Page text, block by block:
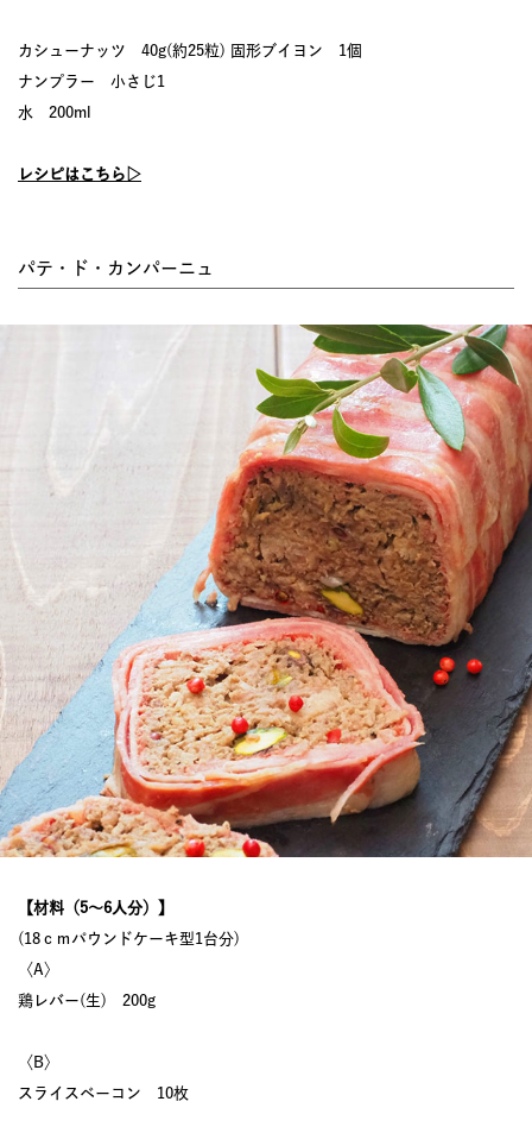
カシューナッツ 40g(約25粒) 固形ブイヨン 1個
ナンプラー 小さじ1
水 200ml
レシピはこちら▷
パテ・ド・カンパーニュ
【材料（5〜6人分）】
(18ｃｍパウンドケーキ型1台分)
〈A〉
鶏レバー(生) 200g
〈B〉
スライスベーコン 10枚